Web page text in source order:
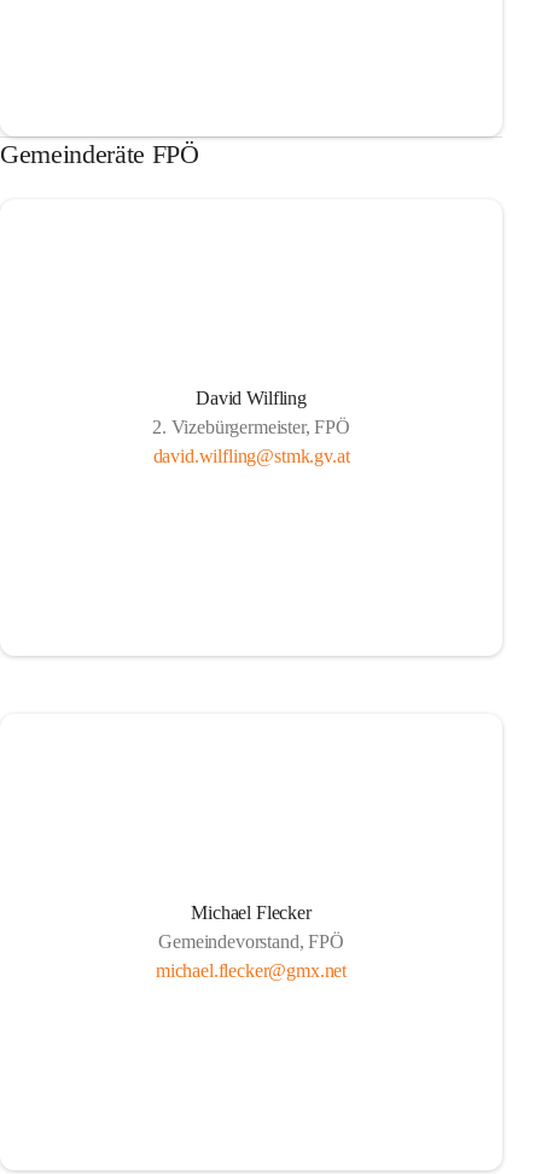
Gemeinderäte FPÖ
David Wilfling
2. Vizebürgermeister, FPÖ
david.wilfling@stmk.gv.at
Michael Flecker
Gemeindevorstand, FPÖ
michael.flecker@gmx.net